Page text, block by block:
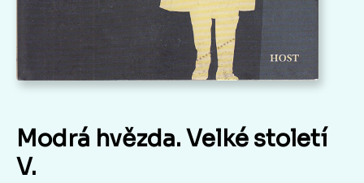
Modrá hvězda. Velké století
V.